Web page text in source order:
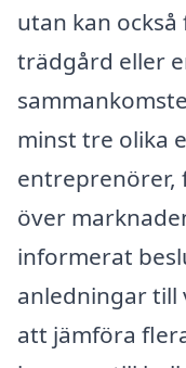
utan kan
trädgård eller
minst tre olika
entreprenörer,
över
informerat
anledningar
att jämföra